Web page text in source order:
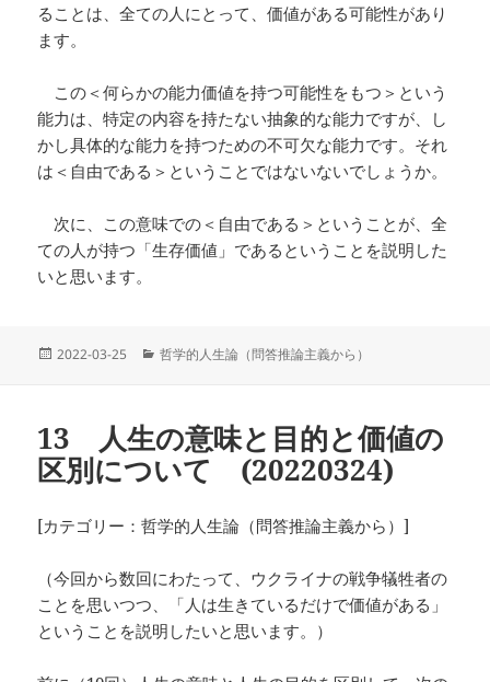
ることは、全ての人にとって、価値がある可能性があり
ます。
この＜何らかの能力価値を持つ可能性をもつ＞という
能力は、特定の内容を持たない抽象的な能力ですが、し
かし具体的な能力を持つための不可欠な能力です。それ
は＜自由である＞ということではないないでしょうか。
次に、この意味での＜自由である＞ということが、全
ての人が持つ「生存価値」であるということを説明した
いと思います。
投
2022-03-25
カ
ー
哲学的人生論（問答推論主義から）
13 人生の意味と目的と価値の
区別について (20220324)
[カテゴリー：哲学的人生論（問答推論主義から）]
（今回から数回にわたって、ウクライナの戦争犠牲者の
ことを思いつつ、「人は生きているだけで価値がある」
ということを説明したいと思います。）